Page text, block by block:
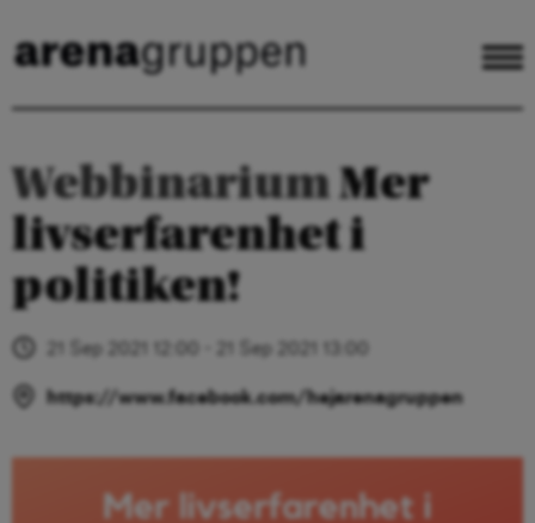
Webbinarium Mer
livserfarenhet i
politiken!
21 Sep 2021 12:00 - 21 Sep 2021 13:00
https://www.facebook.com/hejarenagruppen